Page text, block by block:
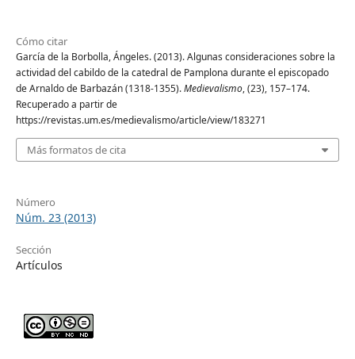
Cómo citar
García de la Borbolla, Ángeles. (2013). Algunas consideraciones sobre la
actividad del cabildo de la catedral de Pamplona durante el episcopado
de Arnaldo de Barbazán (1318-1355).Medievalismo, (23), 157–174.
Recuperado a partir de
https://revistas.um.es/medievalismo/article/view/183271
Más formatos de cita
Número
Núm. 23 (2013)
Sección
Artículos